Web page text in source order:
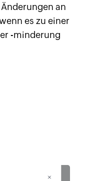
an
es zu einer
-minderung